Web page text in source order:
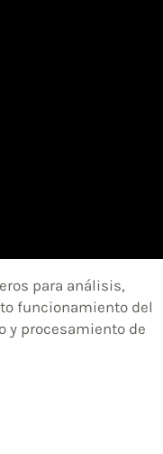
para análisis,
funcionamiento del
y procesamiento de